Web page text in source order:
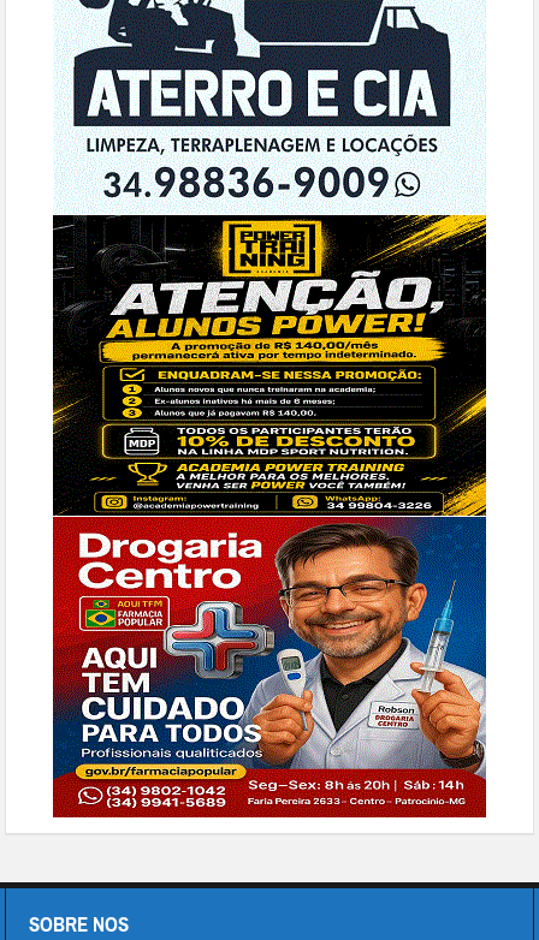
SOBRE NOS